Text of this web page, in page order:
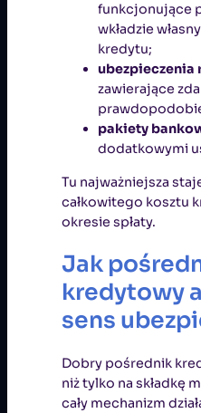
funkcjonujące
wkładzie
kredytu;
ubezpieczenia
zawierające
pakiety
dodatkowymi
Tu najważniejsza
całkowitego kosztu
okresie spłaty.
Jak
kredytowy
sens
Dobry pośrednik
niż tylko na składkę
cały mechanizm